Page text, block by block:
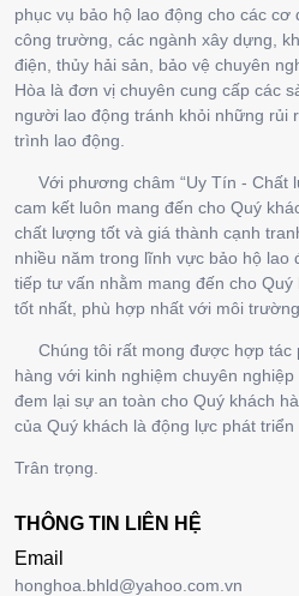
phục vụ bảo hộ lao động cho các cơ
công trường, các ngành xây dựng,
điện, thủy hải sản, bảo vệ chuyên
Hòa là đơn vị chuyên cung cấp các
người lao động tránh khỏi những rủi
trình lao động.
Với phương châm “Uy Tín - Chất
cam kết luôn mang đến cho Quý
chất lượng tốt và giá thành cạnh
nhiều năm trong lĩnh vực bảo hộ lao
tiếp tư vấn nhằm mang đến cho
tốt nhất, phù hợp nhất với môi
Chúng tôi rất mong được hợp tác
hàng với kinh nghiệm chuyên
đem lại sự an toàn cho Quý khách
của Quý khách là động lực phát triển
Trân trọng.
THÔNG TIN LIÊN HỆ
Email
honghoa.bhld@yahoo.com.vn